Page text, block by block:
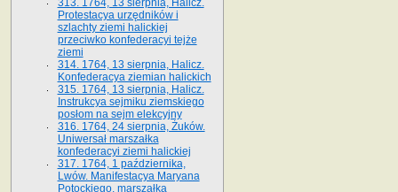
313. 1764, 13 sierpnia, Halicz.
Protestacya urzędników i
szlachty ziemi halickiej
przeciwko konfederacyi tejże
ziemi
314. 1764, 13 sierpnia, Halicz.
Konfederacya ziemian halickich
315. 1764, 13 sierpnia, Halicz.
Instrukcya sejmiku ziemskiego
posłom na sejm elekcyjny
316. 1764, 24 sierpnia, Żuków.
Uniwersał marszałka
konfederacyi ziemi halickiej
317. 1764, 1 października,
Lwów. Manifestacya Maryana
Potockiego, marszałka